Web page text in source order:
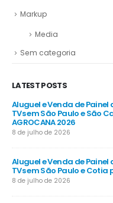
Markup
Media
Sem categoria
LATEST POSTS
Aluguel e Venda de Painel
TVs em São Paulo e São
AGROCANA 2026
8 de julho de 2026
Aluguel e Venda de Painel
TVs em São Paulo e Cotia
8 de julho de 2026